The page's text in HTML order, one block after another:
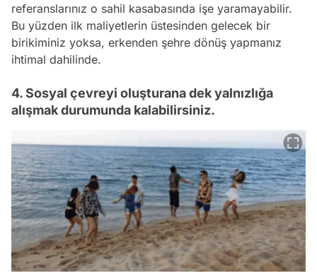
referanslarınız o sahil kasabasında işe yaramayabilir.
Bu yüzden ilk maliyetlerin üstesinden gelecek bir
birikiminiz yoksa, erkenden şehre dönüş yapmanız
ihtimal dahilinde.
4. Sosyal çevreyi oluşturana dek yalnızlığa
alışmak durumunda kalabilirsiniz.